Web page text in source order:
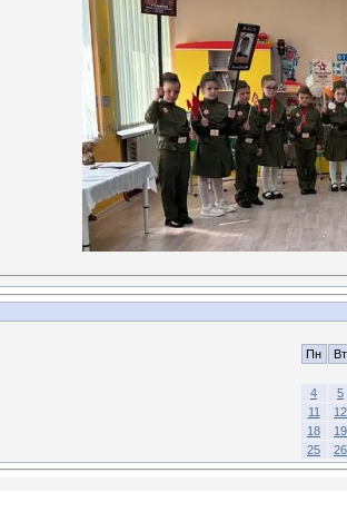
Пн Вт
4
5
11
12
18
19
25
26